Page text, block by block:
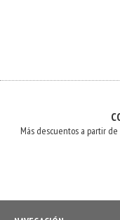
Más descuentos a partir